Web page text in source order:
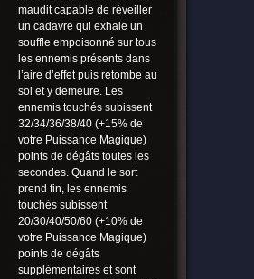
maudit capable de réveiller
un cadavre qui exhale un
souffle empoisonné sur tous
les ennemis présents dans
l’aire d’effet puis retombe au
sol et y demeure. Les
ennemis touchés subissent
32/34/36/38/40 (+15% de
votre Puissance Magique)
points de dégâts toutes les
secondes. Quand le sort
prend fin, les ennemis
touchés subissent
20/30/40/50/60 (+10% de
votre Puissance Magique)
points de dégâts
supplémentaires et sont